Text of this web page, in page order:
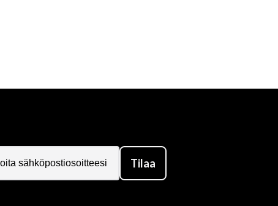
Adidas Hoodie Boxing Blue
199 SEK 599 SEK